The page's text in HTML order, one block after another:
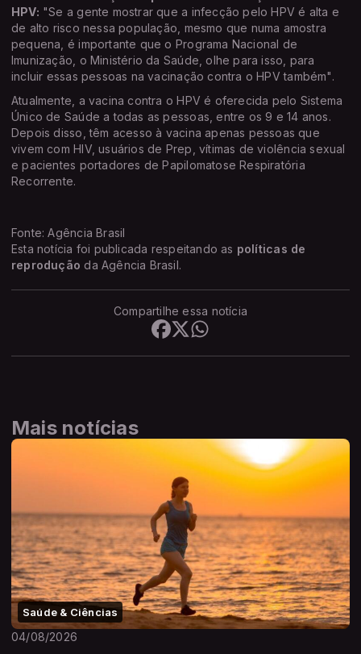
HPV: "Se a gente mostrar que a infecção pelo HPV é alta e
de alto risco nessa população, mesmo que numa amostra
pequena, é importante que o Programa Nacional de
Imunização, o Ministério da Saúde, olhe para isso, para
incluir essas pessoas na vacinação contra o HPV também".
Atualmente, a vacina contra o HPV é oferecida pelo Sistema
Único de Saúde a todas as pessoas, entre os 9 e 14 anos.
Depois disso, têm acesso à vacina apenas pessoas que
vivem com HIV, usuários de Prep, vítimas de violência sexual
e pacientes portadores de Papilomatose Respiratória
Recorrente.
Fonte: Agência Brasil
Esta notícia foi publicada respeitando as políticas de
reprodução da Agência Brasil.
Compartilhe essa notícia
Mais notícias
Saúde & Ciências
04/08/2026